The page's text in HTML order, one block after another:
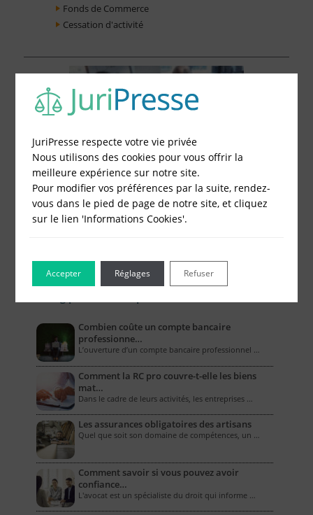
Fonds de Commerce
Cessation d'activité
Combien coûte un compte bancaire
professionne…
L’ouverture d’un compte bancaire professionnel …
Comment la RC pro couvre-t-elle les biens
mat…
Dans le cadre de leurs activités, les entreprises …
Les assurances obligatoires des artisans
Quel que soit son domaine de compétences, un …
Comment savoir si vous pouvez avoir
confiance…
L'avocat est un spécialiste du droit qui informe …
JuriPresse respecte votre vie privée
Nous utilisons des cookies pour vous offrir la
meilleure expérience sur notre site.
Pour modifier vos préférences par la suite, rendez-
vous dans le pied de page de notre site, et cliquez
sur le lien 'Informations Cookies'.
Accepter Refuser
Réglages